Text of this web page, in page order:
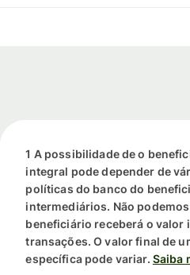
1 A possibilidade de o
integral pode depender de
políticas do banco do
intermediários. Não
beneficiário receberá o valor
transações. O valor final de
específica pode variar. Saiba